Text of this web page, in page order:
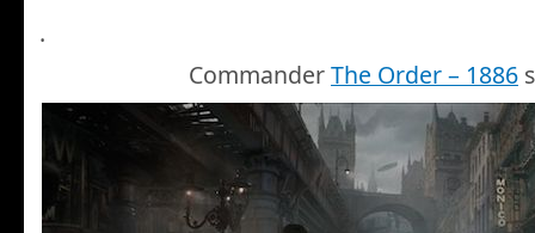
.
CommanderThe Order – 1886